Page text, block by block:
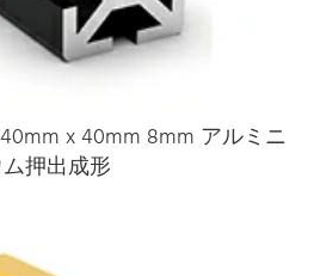
x 40mm 8mm アルミニ
押出成形